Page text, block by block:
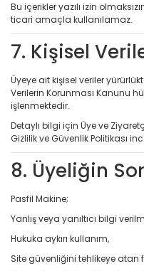
Bu içerikler yazılı izin
ticari amaçla kullanılamaz.
7. Kişisel
Üyeye ait kişisel veriler
Verilerin Korunması Kanunu
işlenmektedir.
Detaylı bilgi için Üye ve
Gizlilik ve Güvenlik Politikası
8. Üyeliğin
Pasfil Makine;
Yanlış veya yanıltıcı bilgi
Hukuka aykırı kullanım,
Site güvenliğini tehlikeye atan